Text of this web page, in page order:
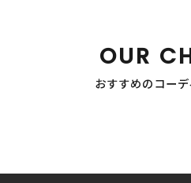
OUR
おすすめのコー